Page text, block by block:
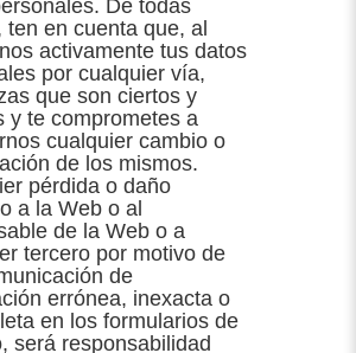
De todas
ten en cuenta que, al
activamente tus datos
por cualquier vía,
que son ciertos y
y te comprometes a
cualquier cambio o
de los mismos.
pérdida o daño
a la Web o al
de la Web o a
tercero por motivo de
de
errónea, inexacta o
en los formularios de
será responsabilidad